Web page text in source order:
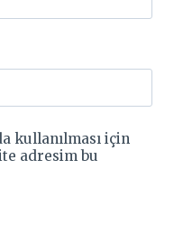
kullanılması için
adresim bu